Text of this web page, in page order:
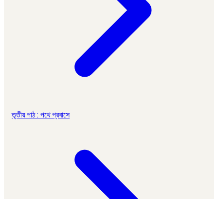
তৃতীয় পাঠ : পথে প্রবাসে